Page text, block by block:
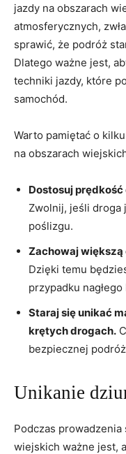
jazdy ⁢na ⁤obszarach
atmosferycznych,
sprawić, że podróż
Dlatego ważne jest,
‍techniki jazdy, które⁢
⁣samochód.
Warto pamiętać o
na obszarach
Dostosuj​
Zwolnij, jeśli droga
poślizgu.
Zachowaj większą
Dzięki temu
przypadku
Staraj się unikać
krętych ⁤drogach.
bezpiecznej
Unikanie
Podczas prowadzenia
wiejskich ważne jest,‌